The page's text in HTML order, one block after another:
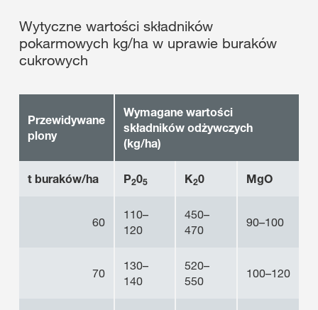
Wytyczne wartości składników
pokarmowych kg/ha w uprawie buraków
cukrowych
Przewidywane
plony
Wymagane wartości
składników odżywczych
(kg/ha)
t buraków/ha P205 K20 MgO
60
110–
120
450–
470
90–100
70
130–
140
520–
550
100–120